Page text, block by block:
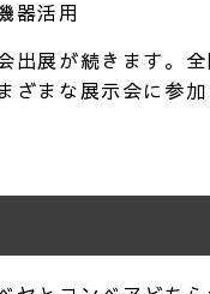
器活用
出展が続きます。
ざまな展示会に参加